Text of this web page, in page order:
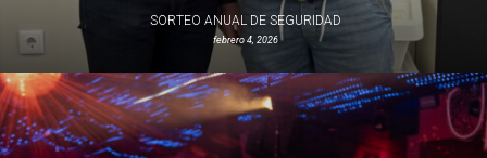
SORTEO ANUAL DE SEGURIDAD
febrero 4, 2026